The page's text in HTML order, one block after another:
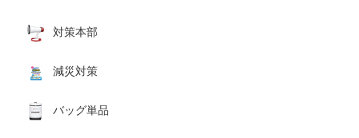
対策本部
減災対策
バッグ単品